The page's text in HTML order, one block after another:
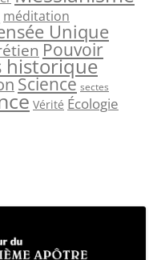
méditation
Unique
Pouvoir
historique
Science sectes
Vérité Écologie